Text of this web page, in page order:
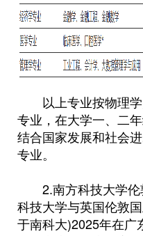
以上专业按物理学
专业，在大学一、二
结合国家发展和社会
专业。
2.南方科技大学伦
科技大学与英国伦敦
于南科大)2025年在广